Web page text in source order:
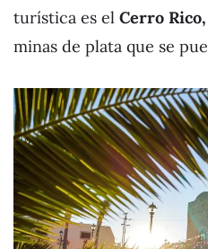
turística es el Cerro Rico,
minas de plata que se